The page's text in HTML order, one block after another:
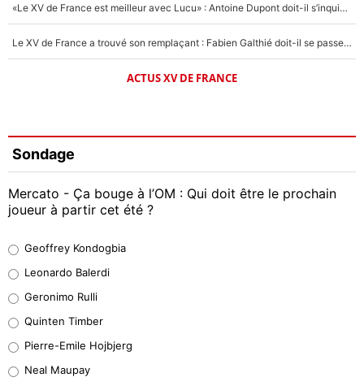
«Le XV de France est meilleur avec Lucu» : Antoine Dupont doit-il s’inquiéter pour sa place ?
Le XV de France a trouvé son remplaçant : Fabien Galthié doit-il se passer d'Antoine Dupont ?
ACTUS XV DE FRANCE
Sondage
Mercato - Ça bouge à l’OM : Qui doit être le prochain
joueur à partir cet été ?
38%
32%
5%
Geoffrey Kondogbia
Leonardo Balerdi
Geronimo Rulli
Quinten Timber
Pierre-Emile Hojbjerg
Neal Maupay